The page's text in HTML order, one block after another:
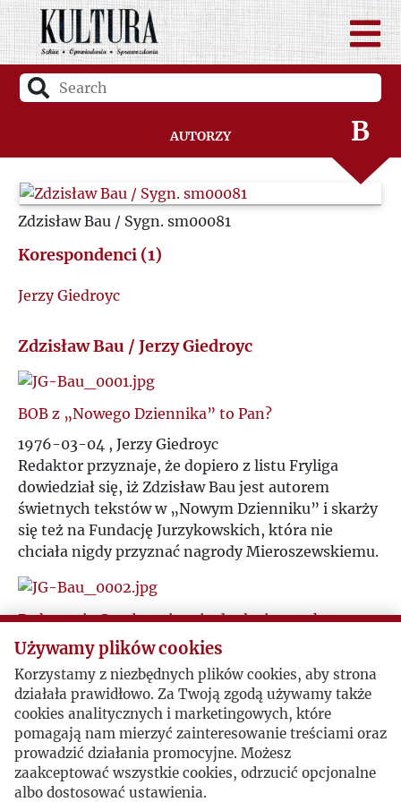
Autorzy
A
B
C
K
Ł
M
N
O
Zdzisław Bau / Sygn. sm00081
Korespondenci (1)
Jerzy Giedroyc
Zdzisław Bau / Jerzy Giedroyc
BOB z „Nowego Dziennika” to Pan?
1976-03-04 , Jerzy Giedroyc
Redaktor przyznaje, że dopiero z listu Fryliga
dowiedział się, iż Zdzisław Bau jest autorem
świetnych tekstów w „Nowym Dzienniku” i skarży
się też na Fundację Jurzykowskich, która nie
chciała nigdy przyznać nagrody Mieroszewskiemu.
Pedanteria Gombrowicza i odnalezione teksty.
1976-12-20 , Jerzy Giedroyc
Gombrowicz dostał małe stypendium z Radia
Wolna Europa i wysyłał im – z pedanterii, a może i
dla zabawy – swoje audycje. Giedroyc informuje o
odnalezionych tekstach pogadanek Gombrowicza,
które zaczyna drukować w „Kulturze”.
Używamy plików cookies
Korzystamy z niezbędnych plików cookies, aby strona
działała prawidłowo. Za Twoją zgodą używamy także
cookies analitycznych i marketingowych, które
pomagają nam mierzyć zainteresowanie treściami oraz
prowadzić działania promocyjne. Możesz
zaakceptować wszystkie cookies, odrzucić opcjonalne
albo dostosować ustawienia.